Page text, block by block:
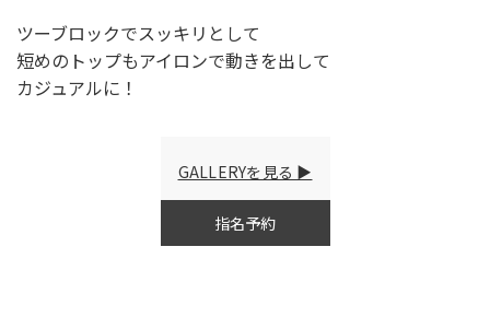
ツーブロックでスッキリとして
短めのトップもアイロンで動きを出して
カジュアルに！
GALLERYを見る
指名予約